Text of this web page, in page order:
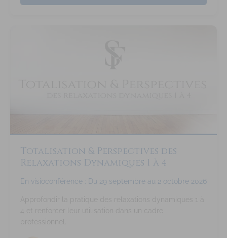
Totalisation & Perspectives des
Relaxations Dynamiques 1 à 4
En visioconférence : Du 29 septembre au 2 octobre 2026